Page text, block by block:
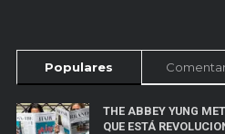
Populares
THE ABBEY YUNG
QUE ESTÁ